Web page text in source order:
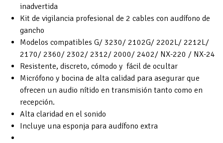
inadvertida
Kit de vigilancia profesional de 2 cables con audífono de
gancho
Modelos compatibles G/ 3230/ 2102G/ 2202L/ 2212L/
2170/ 2360/ 2302/ 2312/ 2000/ 2402/ NX-220 / NX-24
Resistente, discreto, cómodo y fácil de ocultar
Micrófono y bocina de alta calidad para asegurar que
ofrecen un audio nítido en transmisión tanto como en
recepción.
Alta claridad en el sonido
Incluye una esponja para audífono extra